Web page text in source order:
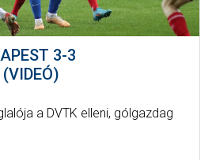
3-3
a DVTK elleni, gólgazdag